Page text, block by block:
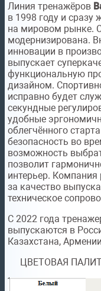
Линия тренажёров
в 1998 году и сразу
на мировом рынке.
модернизирована.
инновации в
выпускает
функциональную
дизайном.
исправно будет
секундные
удобные
облегчённого
безопасность во
возможность
позволит
интерьер. Компания
за качество
техническое
C 2022 года
выпускаются в
Казахстана,
ЦВЕТОВАЯ